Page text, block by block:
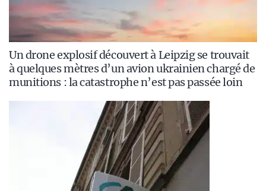
Un drone explosif découvert à Leipzig se trouvait
à quelques mètres d’un avion ukrainien chargé de
munitions : la catastrophe n’est pas passée loin